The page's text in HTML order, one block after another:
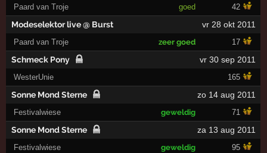
Paard van Troje goed 42
Modeselektor live @ Burst vr 28 okt 2011
Paard van Troje zeer goed 17
Schmeck Pony vr 30 sep 2011
WesterUnie 165
Sonne Mond Sterne zo 14 aug 2011
Festivalwiese geweldig 71
Sonne Mond Sterne za 13 aug 2011
Festivalwiese geweldig 95